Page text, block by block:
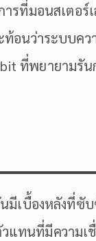
มอนสเตอร์เ
ท้อนว่าระบบค
ที่พยายามรัน
มีเบื้องหลังที่ซั
แทนที่มีความเ